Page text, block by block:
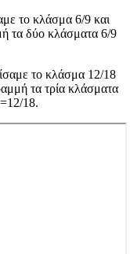
το κλάσμα 6/9 και
τα δύο κλάσματα 6/9
το κλάσμα 12/18
τα τρία κλάσματα
18.